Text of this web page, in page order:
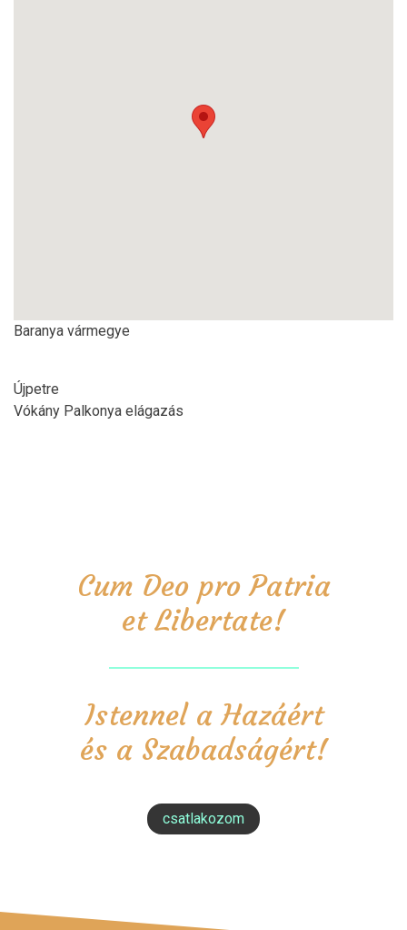
Baranya vármegye
Újpetre
Vókány Palkonya elágazás
Cum Deo pro Patria
et Libertate!
Istennel a Hazáért
és a Szabadságért!
csatlakozom